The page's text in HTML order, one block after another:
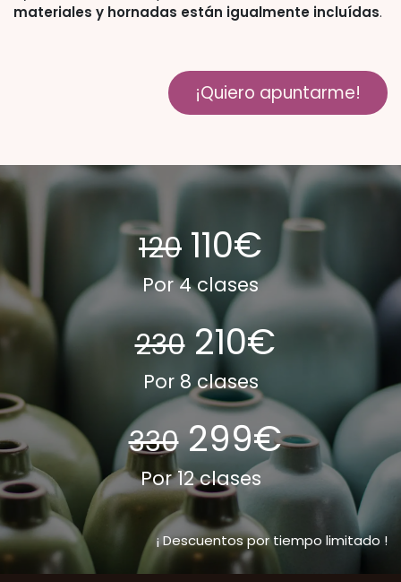
materiales y hornadas están igualmente incluídas.
¡Quiero apuntarme!
120 110€
Por 4 clases
230210€
Por 8 clases
330299€
Por 12 clases
¡ Descuentos por tiempo limitado !